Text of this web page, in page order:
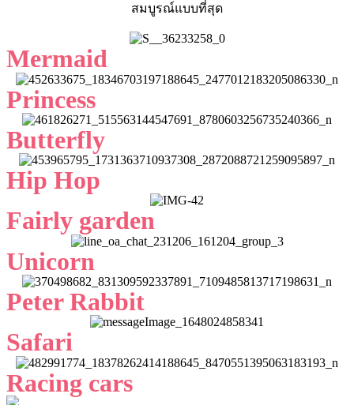
สมบูรณ์แบบที่สุด
Mermaid
Princess
Butterfly
Hip Hop
Fairly garden
Unicorn
Peter Rabbit
Safari
Racing cars